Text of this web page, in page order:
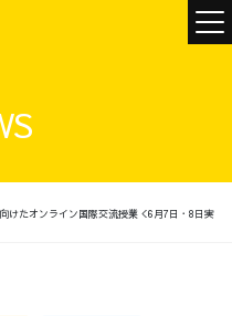
けたオンライン国際交流授業＜6月7日・8日実